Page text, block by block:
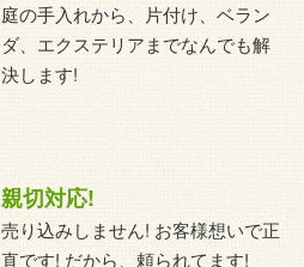
庭の手入れから、片付け、ベラン
ダ、エクステリアまでなんでも解
決します!
親切対応!
売り込みしません! お客様想いで正
直です! だから、頼られてます!